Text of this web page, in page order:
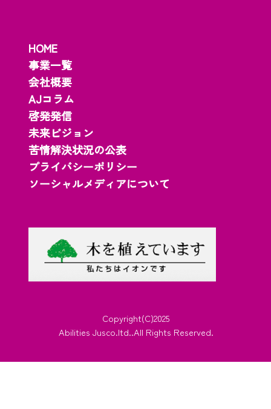
HOME
事業一覧
会社概要
AJコラム
啓発発信
未来ビジョン
苦情解決状況の公表
プライバシーポリシー
ソーシャルメディアについて
Copyright(C)2025
Abilities Jusco.ltd..All Rights Reserved.